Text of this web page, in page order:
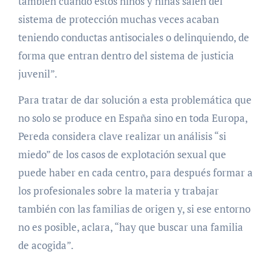
sistema de protección muchas veces acaban
teniendo conductas antisociales o delinquiendo, de
forma que entran dentro del sistema de justicia
juvenil”.
Para tratar de dar solución a esta problemática que
no solo se produce en España sino en toda Europa,
Pereda considera clave realizar un análisis “si
miedo” de los casos de explotación sexual que
puede haber en cada centro, para después formar a
los profesionales sobre la materia y trabajar
también con las familias de origen y, si ese entorno
no es posible, aclara, “hay que buscar una familia
de acogida”.